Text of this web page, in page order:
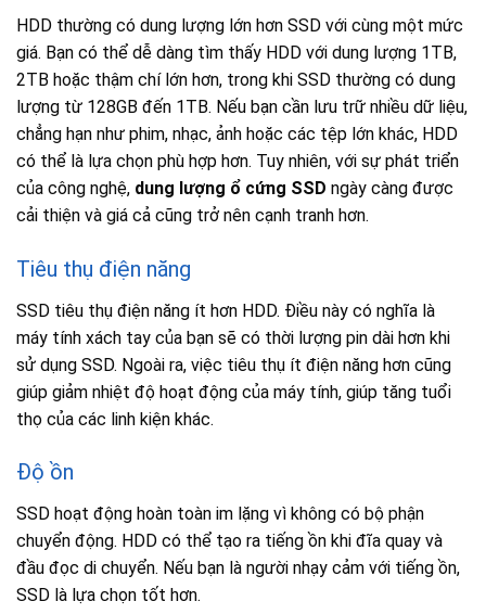
HDD thường có dung lượng lớn hơn SSD với cùng một mức
giá. Bạn có thể dễ dàng tìm thấy HDD với dung lượng 1TB,
2TB hoặc thậm chí lớn hơn, trong khi SSD thường có dung
lượng từ 128GB đến 1TB. Nếu bạn cần lưu trữ nhiều dữ liệu,
chẳng hạn như phim, nhạc, ảnh hoặc các tệp lớn khác, HDD
có thể là lựa chọn phù hợp hơn. Tuy nhiên, với sự phát triển
của công nghệ, dung lượng ổ cứng SSD ngày càng được
cải thiện và giá cả cũng trở nên cạnh tranh hơn.
Tiêu thụ điện năng
SSD tiêu thụ điện năng ít hơn HDD. Điều này có nghĩa là
máy tính xách tay của bạn sẽ có thời lượng pin dài hơn khi
sử dụng SSD. Ngoài ra, việc tiêu thụ ít điện năng hơn cũng
giúp giảm nhiệt độ hoạt động của máy tính, giúp tăng tuổi
thọ của các linh kiện khác.
Độ ồn
SSD hoạt động hoàn toàn im lặng vì không có bộ phận
chuyển động. HDD có thể tạo ra tiếng ồn khi đĩa quay và
đầu đọc di chuyển. Nếu bạn là người nhạy cảm với tiếng ồn,
SSD là lựa chọn tốt hơn.